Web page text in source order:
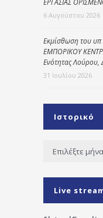
6 Αυγούστου 2026
Εκμίσθωση του
ΕΜΠΟΡΙΚΟΥ
Ενότητας Λούρου,
31 Ιουλίου 2026
Ιστορικό
Ιστορικό
Live